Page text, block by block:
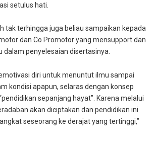
setulus hati.
tak terhingga juga beliau sampaikan kepada
dan Co Promotor yang mensupport dan
dalam penyelesaian disertasinya.
diri untuk menuntut ilmu sampai
kondisi apapun, selaras dengan konsep
sepanjang hayat”. Karena melalui
akan diciptakan dan pendidikan ini
seseorang ke derajat yang tertinggi,”